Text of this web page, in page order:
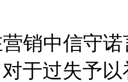
销中信守
于过失予